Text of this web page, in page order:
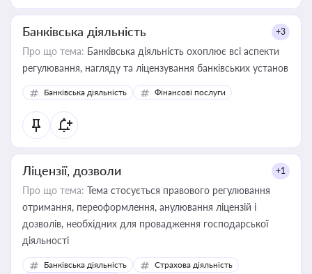
Банківська діяльність +3
Про що тема: Банківська діяльність охоплює всі аспекти
регулювання, нагляду та ліцензування банківських установ
Банківська діяльність Фінансові послуги
Ліцензії, дозволи +1
Про що тема: Тема стосується правового регулювання
отримання, переоформлення, анулювання ліцензій і
дозволів, необхідних для провадження господарської
діяльності
Банківська діяльність
Страхова діяльність